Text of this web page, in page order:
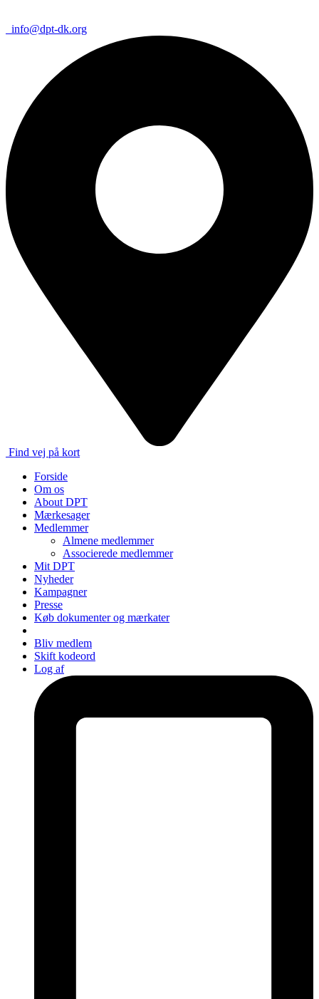
info@dpt-dk.org
Find vej på kort
Forside
Om os
About DPT
Mærkesager
Medlemmer
Almene medlemmer
Associerede medlemmer
Mit DPT
Nyheder
Kampagner
Presse
Køb dokumenter og mærkater
Bliv medlem
Skift kodeord
Log af